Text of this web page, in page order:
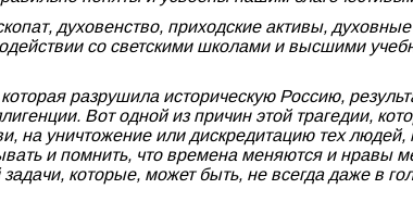
духовенство, приходские активы,
со светскими школами и высшими
разрушила историческую Россию,
Вот одной из причин этой трагедии,
уничтожение или дискредитацию тех людей,
и помнить, что времена меняются и нравы
которые, может быть, не всегда даже в